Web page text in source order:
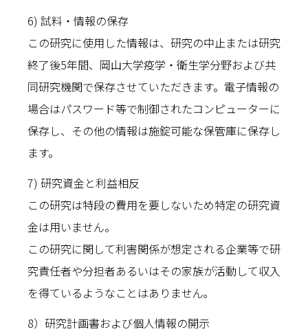
6) 試料・情報の保存
この研究に使用した情報は、研究の中止または研究
終了後5年間、岡山大学疫学・衛生学分野および共
同研究機関で保存させていただきます。電子情報の
場合はパスワード等で制御されたコンピューターに
保存し、その他の情報は施錠可能な保管庫に保存し
ます。
7) 研究資金と利益相反
この研究は特段の費用を要しないため特定の研究資
金は用いません。
この研究に関して利害関係が想定される企業等で研
究責任者や分担者あるいはその家族が活動して収入
を得ているようなことはありません｡
8）研究計画書および個人情報の開示